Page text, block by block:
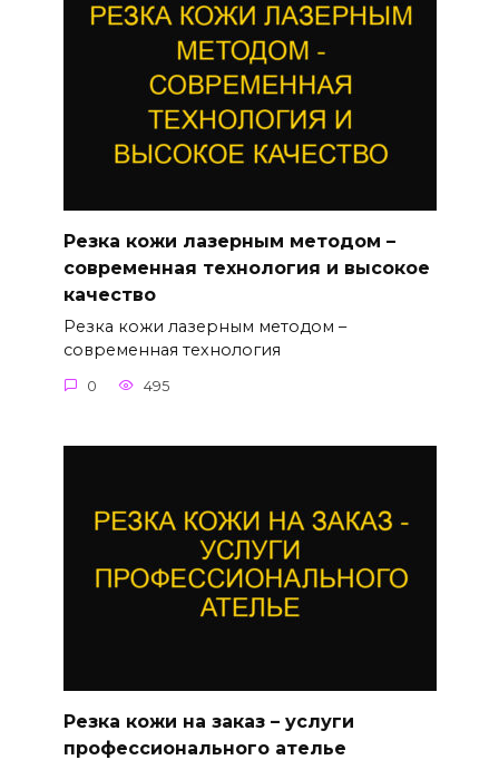
Резка кожи лазерным методом –
современная технология и высокое
качество
Резка кожи лазерным методом –
современная технология
0 495
Резка кожи на заказ – услуги
профессионального ателье